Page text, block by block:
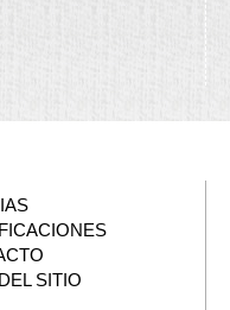
SITIO